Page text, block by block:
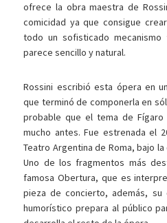
ofrece la obra maestra de
comicidad ya que consigue
todo un sofisticado
parece sencillo y natural.
Rossini escribió esta ópera en
que terminó de componerla en
probable que el tema de
mucho antes. Fue estrenada el
Teatro Argentina de Roma, bajo
Uno de los fragmentos más
famosa Obertura, que es
pieza de concierto, además,
humorístico prepara al público